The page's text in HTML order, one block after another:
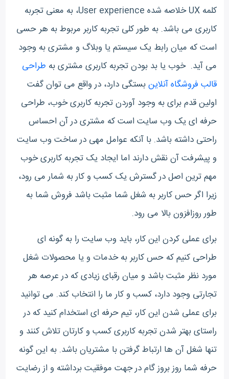
کلمه UX خلاصه شده User experience، به معنی تجربه
کاربری می باشد. به طور کلی تجربه کاربر مربوط به هر حسی
است که میان رابط یک سیستم یا وبلاگ و مشتری به وجود
می آید. خوب یا بد بودن تجربه کاربری مشتری به طراحی
قالب فروشگاه آنلاینبستگی دارد، در واقع می توان گفت
اولین قدم برای به وجود آوردن تجربه کاربری خوب، طراحی
حرفه ای یک وب سایت است که مشتری در آن احساس
راحتی داشته باشد. با آنکه عوامل مهی در ساخت وب سایت
و پیشرفت آن نقش دارند اما ایجاد یک تجربه کاربری خوب
مهم ترین اصل در گسترش یک کسب و کار به شمار می رود،
زیرا اگر حس کاربر به شغل شما مثبت باشد فروش شما به
طور روزافزون بالا می رود.
برای عملی کردن این کار، باید وب سایت را به گونه ای
طراحی کنیم که حس کاربر به خدمات و یا محصولات شغل
مورد نظر مثبت باشد و میان رقبای زیادی که در عرصه هر
تجارتی وجود دارد، کسب و کار ما را انتخاب کند. می توانید
برای عملی شدن این کار، تیم حرفه ای استخدام کنید که در
راستای بهتر شدن تجربه کاربری کسب و کارتان تلاش کنند و
تنها شغل آن ها ارتباط گرفتن با مشتریان باشد. به این گونه
حرفه شما روز بروز گام در جهت موفقیت برداشته و از رضایت